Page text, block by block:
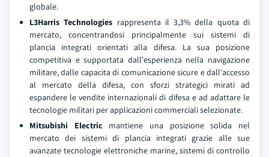
globale.
L3Harris Technologies rappresenta il 3,3% della quota di
mercato, concentrandosi principalmente sui sistemi di
plancia integrati orientati alla difesa. La sua posizione
competitiva e supportata dall'esperienza nella navigazione
militare, dalle capacita di comunicazione sicure e dall'accesso
al mercato della difesa, con sforzi strategici mirati ad
espandere le vendite internazionali di difesa e ad adattare le
tecnologie militari per applicazioni commerciali selezionate.
Mitsubishi Electric mantiene una posizione solida nel
mercato dei sistemi di plancia integrati grazie alle sue
avanzate tecnologie elettroniche marine, sistemi di controllo